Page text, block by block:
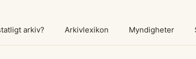
arkiv? Arkivlexikon Myndigheter